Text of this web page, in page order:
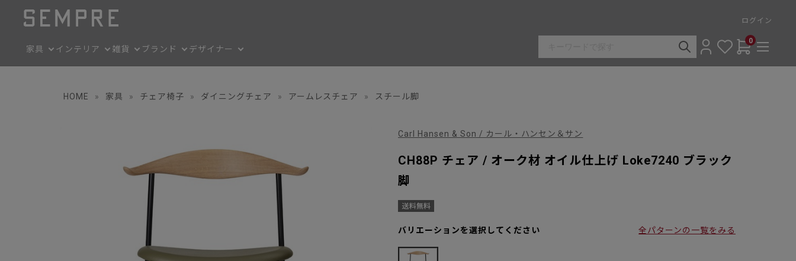
ログイン
家具 インテリア 雑貨 ブランド デザイナー
0
HOME » 家具 » チェア椅子 » ダイニングチェア » アームレスチェア » スチール脚
Carl Hansen & Son / カール・ハンセン＆サン
CH88P チェア / オーク材 オイル仕上げ Loke7240 ブラック
脚
バリエーションを選択してください 全パターンの一覧をみる